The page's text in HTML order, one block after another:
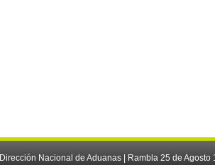
Dirección Nacional de Aduanas | Rambla 25 de